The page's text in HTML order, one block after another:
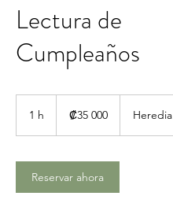
Lectura de
Cumpleaños
1 h
costarricenses
₡35 000 Heredia
Reservar ahora